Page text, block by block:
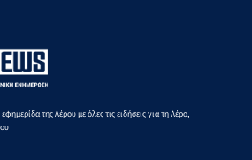
της Λέρου με όλες τις ειδήσεις για τη Λέρο,